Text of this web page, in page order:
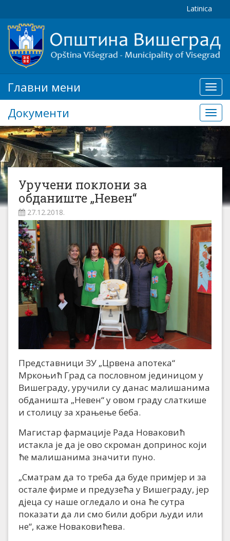
Latinica
мени
Главни мени
Документи
Уручени поклони за
обданиште „Невен“
27.12.2018.
Представници ЗУ „Црвена апотека“
Мркоњић Град са пословном јединицом у
Вишеграду, уручили су данас малишанима
обданишта „Невен“ у овом граду слаткише
и столицу за храњење беба.
Магистар фармације Рада Новаковић
истакла је да је ово скроман допринос који
ће малишанима значити пуно.
„Сматрам да то треба да буде примјер и за
остале фирме и предузећа у Вишеграду, јер
дјеца су наше огледало и она ће сутра
показати да ли смо били добри људи или
не“, каже Новаковићева.